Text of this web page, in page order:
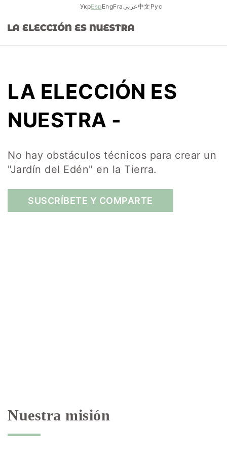
content
УкрEspEngFraعربي中文 Рус
LA ELECCIÓN ES
NUESTRA -
No hay obstáculos técnicos para crear un
"Jardín del Edén" en la Tierra.
SUSCRÍBETE Y COMPARTE
Nuestra misión